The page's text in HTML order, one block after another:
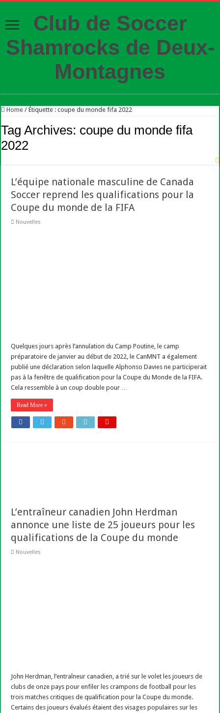
Club de Soccer
Shamrocks de Deux-
Montagnes
Home / Étiquette :coupe du monde fifa 2022
Tag Archives: coupe du monde fifa
2022
L’équipe nationale masculine de Canada
Soccer reprend les qualifications pour la
Coupe du monde de la FIFA
Nouvelles
Quelques jours après l’annulation du Camp Poutine, le camp
préparatoire de janvier au début de 2022, le CanMNT a également
publié une déclaration selon laquelle Alphonso Davies ne participerait
pas à la fenêtre de qualification pour la Coupe du Monde de la FIFA.
Cela ressemble à un coup double pour …
Read More »
L’entraîneur canadien John Herdman
annonce une liste de 25 joueurs pour les
qualifications de la Coupe du monde
Nouvelles
John Herdman, l’entraîneur canadien, a trié sur le volet les joueurs de
clubs de onze pays pour enfiler les crampons de football pour les
trois matches critiques de qualification pour la Coupe du monde.
Certains des joueurs évalués étaient des visages populaires sur les